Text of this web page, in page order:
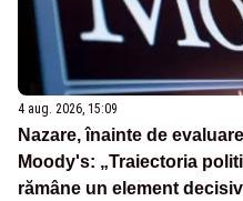
4 aug. 2026, 15:09
Nazare, înainte de
Moody's: „Traiectoria
rămâne un element